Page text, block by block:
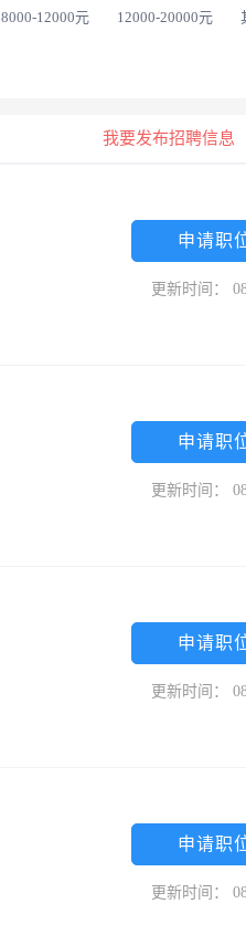
8000-12000元 12000-20000元
我要发布招聘信息
申请职
更新时间：
申请职
更新时间：
申请职
更新时间：
申请职
更新时间：